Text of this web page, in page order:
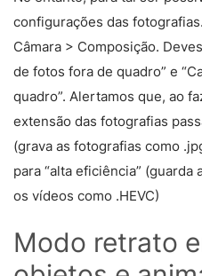
configurações das
Câmara > Composição.
de fotos fora de quadro” e
quadro”. Alertamos que, ao
extensão das fotografias
(grava as fotografias como
para “alta eficiência” (guarda
os vídeos como .HEVC)
Modo retrato